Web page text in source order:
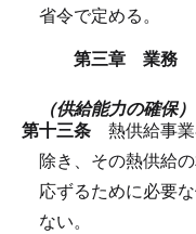
省令で定める。
第三章 業務
（供給能力の確保）
第十三条 熱供給事
除き、その熱供給
応ずるために必要
ない。